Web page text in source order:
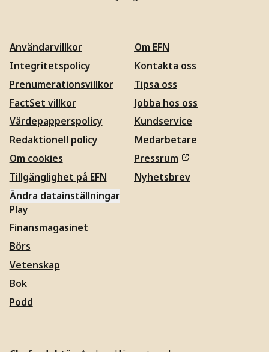
Användarvillkor
Integritetspolicy
Prenumerationsvillkor
FactSet villkor
Värdepapperspolicy
Redaktionell policy
Om cookies
Tillgänglighet på EFN
Ändra datainställningar
Om EFN
Kontakta oss
Tipsa oss
Jobba hos oss
Kundservice
Medarbetare
Pressrum
Nyhetsbrev
Play
Finansmagasinet
Börs
Vetenskap
Bok
Podd